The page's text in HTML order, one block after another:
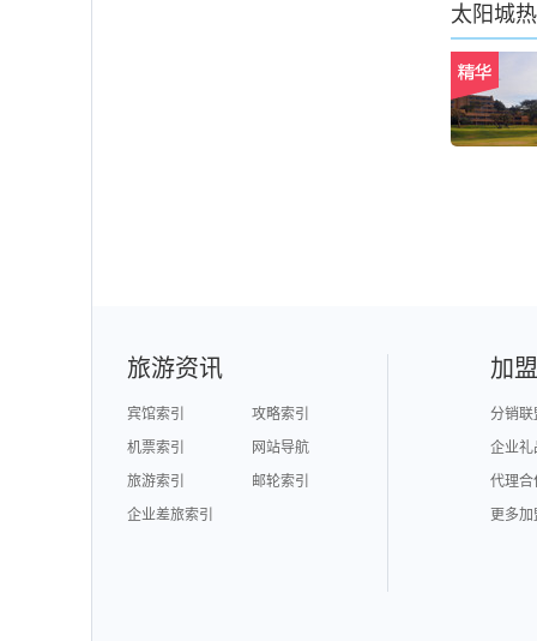
太阳城
旅游资讯
宾馆索引
攻略索引
机票索引
网站导航
旅游索引
邮轮索引
企业差旅索引
加
分销联
企业礼
代理合
更多